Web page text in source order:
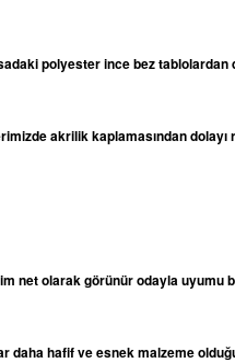
polyester ince bez tablolardan
akrilik kaplamasından dolayı
net olarak görünür odayla uyumu
daha hafif ve esnek malzeme